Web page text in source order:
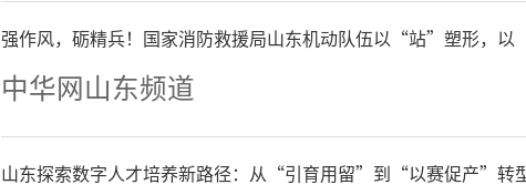
践一条利用信息技术对政府原
流程、服务模式等进行变革性
之路。
强作风，砺精兵！国家消防救援局山东机动队伍以“站”塑形，
中华网山东频道
山东探索数字人才培养新路径：从“引育用留”到“以赛促产”转